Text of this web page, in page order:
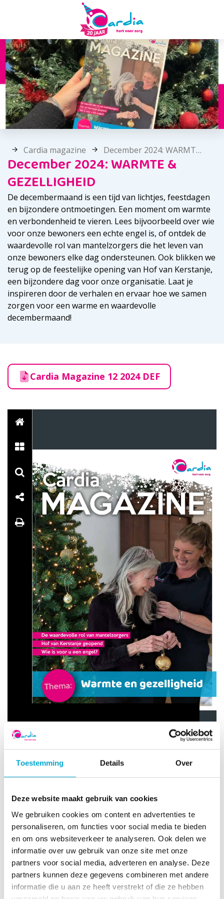
Toestemming Details Over
Deze website maakt gebruik van cookies
We gebruiken cookies om content en advertenties te
personaliseren, om functies voor social media te bieden
en om ons websiteverkeer te analyseren. Ook delen we
informatie over uw gebruik van onze site met onze
partners voor social media, adverteren en analyse. Deze
partners kunnen deze gegevens combineren met andere
informatie die u aan ze heeft verstrekt of die ze hebben
Cardia magazine December 2024: WARMTE & GEZELLIGHEID
December 2024: WARMTE &
GEZELLIGHEID
De decembermaand is een tijd van lichtjes, feestdagen
en bijzondere ontmoetingen. Een moment om warmte
en verbondenheid te vieren. Lees bijvoorbeeld over wie
voor onze bewoners een echte engel is, of ontdek de
waardevolle rol van mantelzorgers die het leven van
onze bewoners elke dag ondersteunen. Ook blikken we
terug op de feestelijke opening van Hof van Kerstanje,
een bijzondere dag voor onze organisatie. Laat je
inspireren door de verhalen en ervaar hoe we samen
zorgen voor een warme en waardevolle
decembermaand!
Cardia Magazine 12 2024 DEF
Cardia magazine
December 2025: TALENTEN DELEN